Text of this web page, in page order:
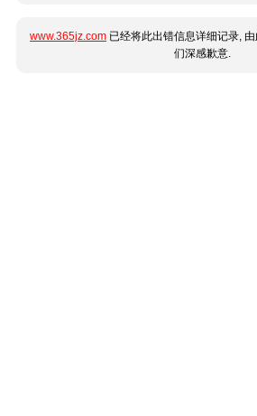
www.365jz.com 已经将此出错信息详细记录,
们深感歉意.